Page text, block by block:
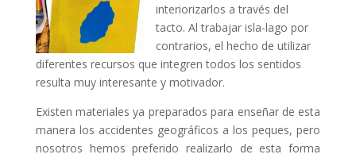
interiorizarlos a través del
tacto. Al trabajar isla-lago por
contrarios, el hecho de utilizar
diferentes recursos que integren todos los sentidos
resulta muy interesante y motivador.
Existen materiales ya preparados para enseñar de esta
manera los accidentes geográficos a los peques, pero
nosotros hemos preferido realizarlo de esta forma